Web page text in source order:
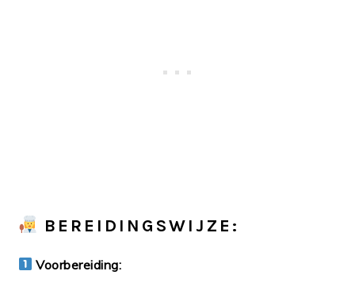
BEREIDINGSWIJZE:
Voorbereiding: